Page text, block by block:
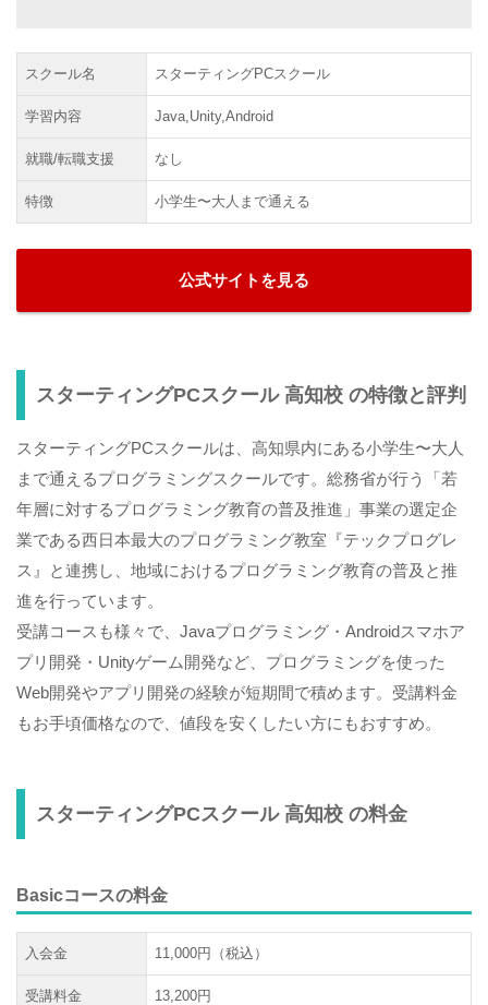
スクール名 スターティングPCスクール
学習内容 Java,Unity,Android
就職/転職支援 なし
特徴 小学生〜大人まで通える
公式サイトを見る
スターティングPCスクール 高知校 の特徴と評判
スターティングPCスクールは、高知県内にある小学生〜大人
まで通えるプログラミングスクールです。総務省が行う「若
年層に対するプログラミング教育の普及推進」事業の選定企
業である西日本最大のプログラミング教室『テックプログレ
ス』と連携し、地域におけるプログラミング教育の普及と推
進を行っています。
受講コースも様々で、Javaプログラミング・Androidスマホア
プリ開発・Unityゲーム開発など、プログラミングを使った
Web開発やアプリ開発の経験が短期間で積めます。受講料金
もお手頃価格なので、値段を安くしたい方にもおすすめ。
スターティングPCスクール 高知校 の料金
Basicコースの料金
入会金 11,000円（税込）
受講料金 13,200円